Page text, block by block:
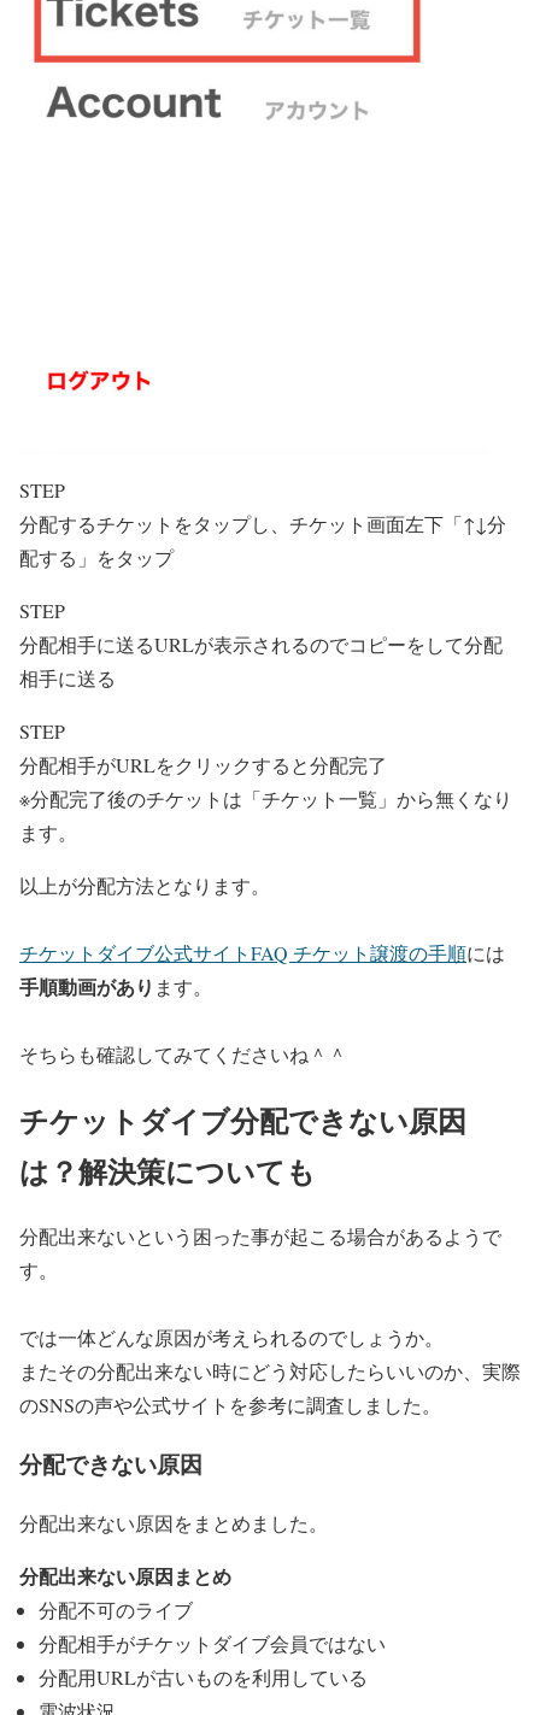
STEP
分配するチケットをタップし、チケット画面左下「↑↓分
配する」をタップ
STEP
分配相手に送るURLが表示されるのでコピーをして分配
相手に送る
STEP
分配相手がURLをクリックすると分配完了
※分配完了後のチケットは「チケット一覧」から無くなり
ます。
以上が分配方法となります。
チケットダイブ公式サイトFAQ チケット譲渡の手順には
手順動画があり ます。
そちらも確認してみてくださいね＾＾
チケットダイブ分配できない原因
は？解決策についても
分配出来ないという困った事が起こる場合があるようで
す。
では一体どんな原因が考えられるのでしょうか。
またその分配出来ない時にどう対応したらいいのか、実際
のSNSの声や公式サイトを参考に調査しました。
分配できない原因
分配出来ない原因をまとめました。
分配出来ない原因まとめ
分配不可のライブ
分配相手がチケットダイブ会員ではない
分配用URLが古いものを利用している